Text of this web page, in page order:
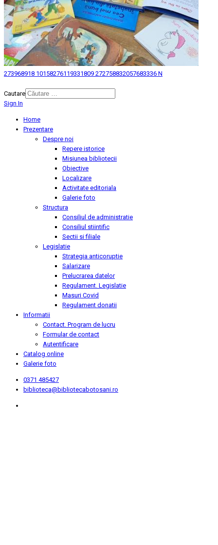
273968918 10158276119331809 272758832057683336 N
Cautare
Sign In
Home
Prezentare
Despre noi
Repere istorice
Misiunea bibliotecii
Obiective
Localizare
Activitate editoriala
Galerie foto
Structura
Consiliul de administratie
Consiliul stiintific
Sectii si filiale
Legislatie
Strategia anticoruptie
Salarizare
Prelucrarea datelor
Regulament. Legislatie
Masuri Covid
Regulament donatii
Informatii
Contact. Program de lucru
Formular de contact
Autentificare
Catalog online
Galerie foto
0371 485427
biblioteca@bibliotecabotosani.ro